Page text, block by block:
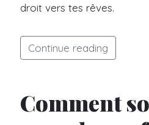
droit vers tes rêves.
Continue reading
Comment